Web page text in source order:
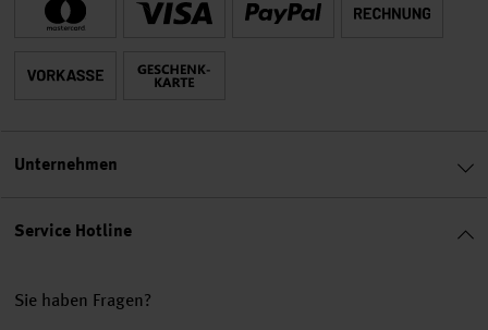
Service Hotline
Sie haben Fragen?
Unternehmen